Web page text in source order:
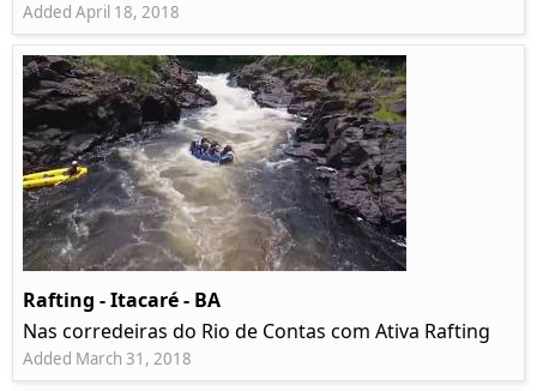
Added April 18, 2018
Rafting - Itacaré - BA
Nas corredeiras do Rio de Contas com Ativa Rafting
Added March 31, 2018